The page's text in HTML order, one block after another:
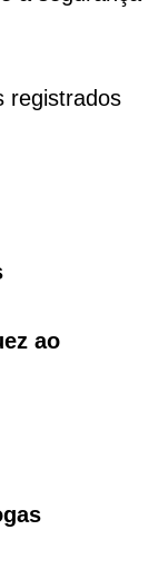
registrados
ao